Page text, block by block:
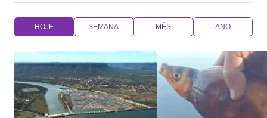
HOJE SEMANA MÊS ANO